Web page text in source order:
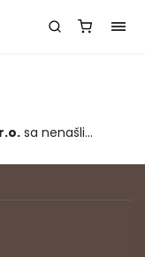
sa nenašli...